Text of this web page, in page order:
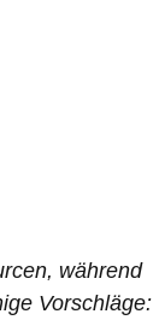
während
Vorschläge: